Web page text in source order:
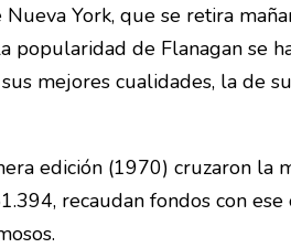
York, que se retira
popularidad de Flanagan se
mejores cualidades, la de
edición (1970) cruzaron la
recaudan fondos con